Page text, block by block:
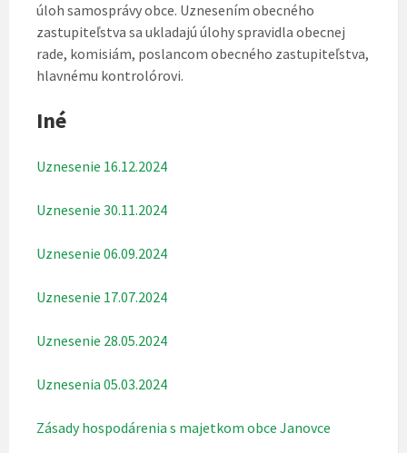
úloh samosprávy obce. Uznesením obecného
zastupiteľstva sa ukladajú úlohy spravidla obecnej
rade, komisiám, poslancom obecného zastupiteľstva,
hlavnému kontrolórovi.
Iné
Uznesenie 16.12.2024
Uznesenie 30.11.2024
Uznesenie 06.09.2024
Uznesenie 17.07.2024
Uznesenie 28.05.2024
Uznesenia 05.03.2024
Zásady hospodárenia s majetkom obce Janovce